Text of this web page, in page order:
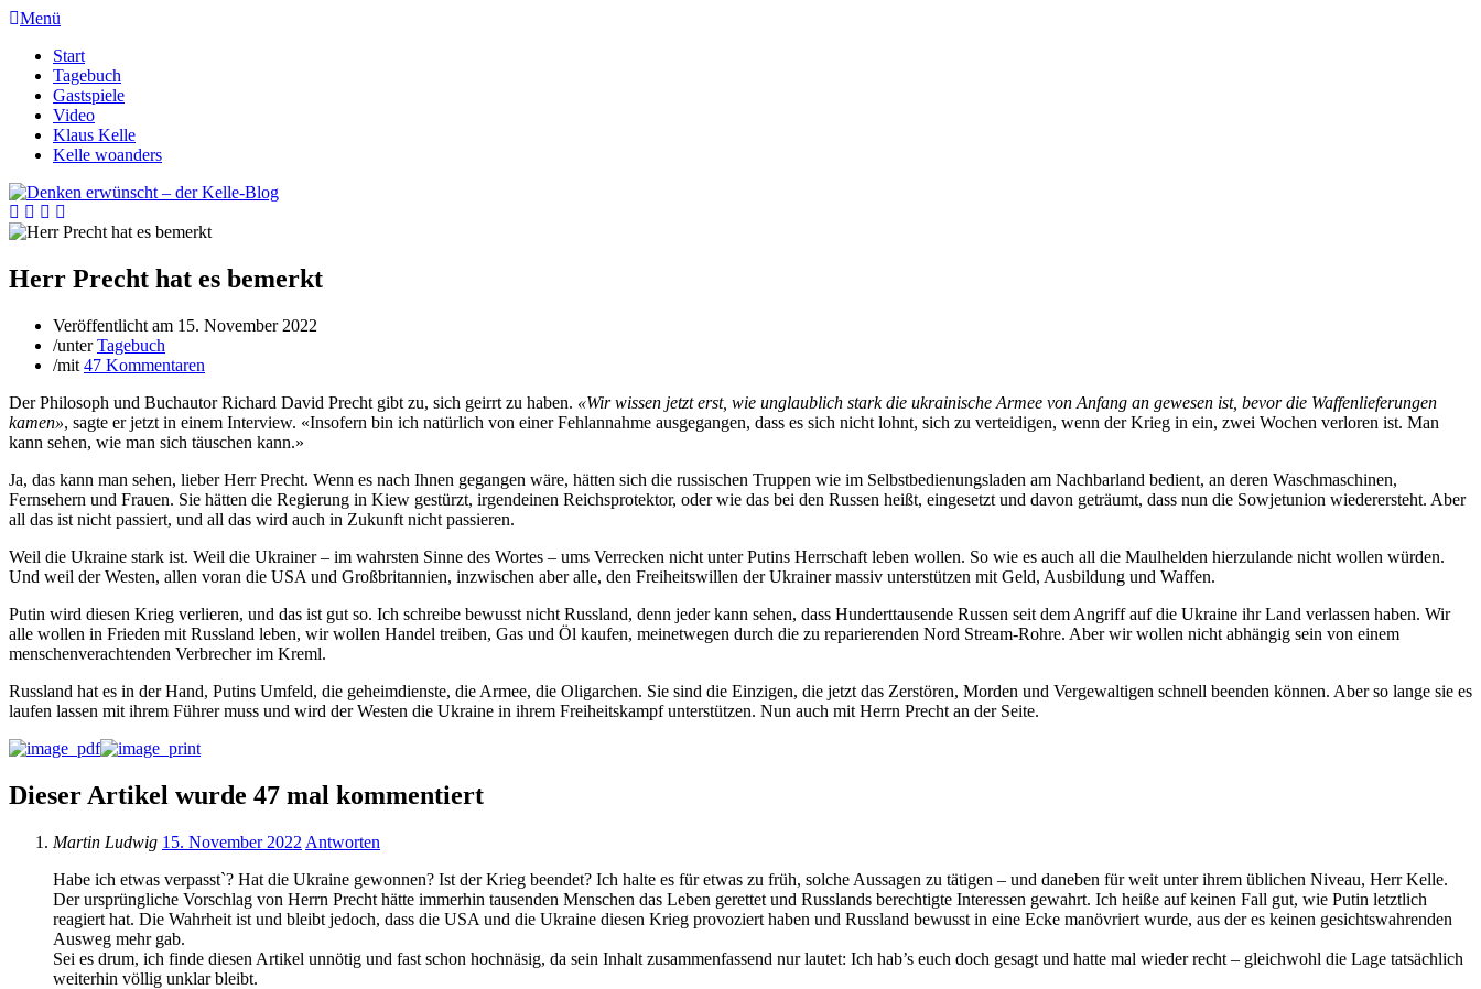
Menü
Start
Tagebuch
Gastspiele
Video
Klaus Kelle
Kelle woanders
Herr Precht hat es bemerkt
Veröffentlicht am 15. November 2022
/unterTagebuch
/mit 47 Kommentaren
Der Philosoph und Buchautor Richard David Precht gibt zu, sich geirrt zu haben. «Wir wissen jetzt erst, wie unglaublich stark die ukrainische Armee von Anfang an gewesen ist, bevor die Waffenlieferungen
kamen», sagte er jetzt in einem Interview. «Insofern bin ich natürlich von einer Fehlannahme ausgegangen, dass es sich nicht lohnt, sich zu verteidigen, wenn der Krieg in ein, zwei Wochen verloren ist. Man
kann sehen, wie man sich täuschen kann.»
Ja, das kann man sehen, lieber Herr Precht. Wenn es nach Ihnen gegangen wäre, hätten sich die russischen Truppen wie im Selbstbedienungsladen am Nachbarland bedient, an deren Waschmaschinen,
Fernsehern und Frauen. Sie hätten die Regierung in Kiew gestürzt, irgendeinen Reichsprotektor, oder wie das bei den Russen heißt, eingesetzt und davon geträumt, dass nun die Sowjetunion wiederersteht. Aber
all das ist nicht passiert, und all das wird auch in Zukunft nicht passieren.
Weil die Ukraine stark ist. Weil die Ukrainer – im wahrsten Sinne des Wortes – ums Verrecken nicht unter Putins Herrschaft leben wollen. So wie es auch all die Maulhelden hierzulande nicht wollen würden.
Und weil der Westen, allen voran die USA und Großbritannien, inzwischen aber alle, den Freiheitswillen der Ukrainer massiv unterstützen mit Geld, Ausbildung und Waffen.
Putin wird diesen Krieg verlieren, und das ist gut so. Ich schreibe bewusst nicht Russland, denn jeder kann sehen, dass Hunderttausende Russen seit dem Angriff auf die Ukraine ihr Land verlassen haben. Wir
alle wollen in Frieden mit Russland leben, wir wollen Handel treiben, Gas und Öl kaufen, meinetwegen durch die zu reparierenden Nord Stream-Rohre. Aber wir wollen nicht abhängig sein von einem
menschenverachtenden Verbrecher im Kreml.
Russland hat es in der Hand, Putins Umfeld, die geheimdienste, die Armee, die Oligarchen. Sie sind die Einzigen, die jetzt das Zerstören, Morden und Vergewaltigen schnell beenden können. Aber so lange sie es
laufen lassen mit ihrem Führer muss und wird der Westen die Ukraine in ihrem Freiheitskampf unterstützen. Nun auch mit Herrn Precht an der Seite.
Dieser Artikel wurde 47 mal kommentiert
Martin Ludwig 15. November 2022 Antworten
Habe ich etwas verpasst`? Hat die Ukraine gewonnen? Ist der Krieg beendet? Ich halte es für etwas zu früh, solche Aussagen zu tätigen – und daneben für weit unter ihrem üblichen Niveau, Herr Kelle.
Der ursprüngliche Vorschlag von Herrn Precht hätte immerhin tausenden Menschen das Leben gerettet und Russlands berechtigte Interessen gewahrt. Ich heiße auf keinen Fall gut, wie Putin letztlich
reagiert hat. Die Wahrheit ist und bleibt jedoch, dass die USA und die Ukraine diesen Krieg provoziert haben und Russland bewusst in eine Ecke manövriert wurde, aus der es keinen gesichtswahrenden
Ausweg mehr gab.
Sei es drum, ich finde diesen Artikel unnötig und fast schon hochnäsig, da sein Inhalt zusammenfassend nur lautet: Ich hab’s euch doch gesagt und hatte mal wieder recht – gleichwohl die Lage tatsächlich
weiterhin völlig unklar bleibt.